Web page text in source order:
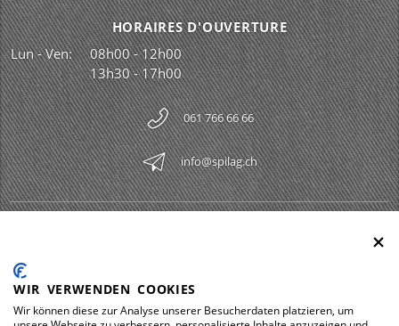
HORAIRES D'OUVERTURE
Lun - Ven:
08h00 - 12h00
13h30 - 17h00
061 766 66 66
info@spilag.ch
LEGAL
DOWNLOADS
WIR VERWENDEN COOKIES
Wir können diese zur Analyse unserer Besucherdaten platzieren, um